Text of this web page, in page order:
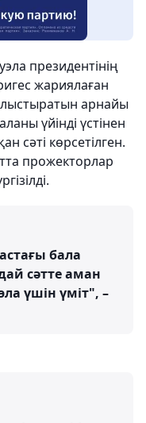
президентінің
жариялаған
арнайы
үйінді үстінен
сәті көрсетілген.
прожекторлар
бала
сәтте аман
үшін үміт", –